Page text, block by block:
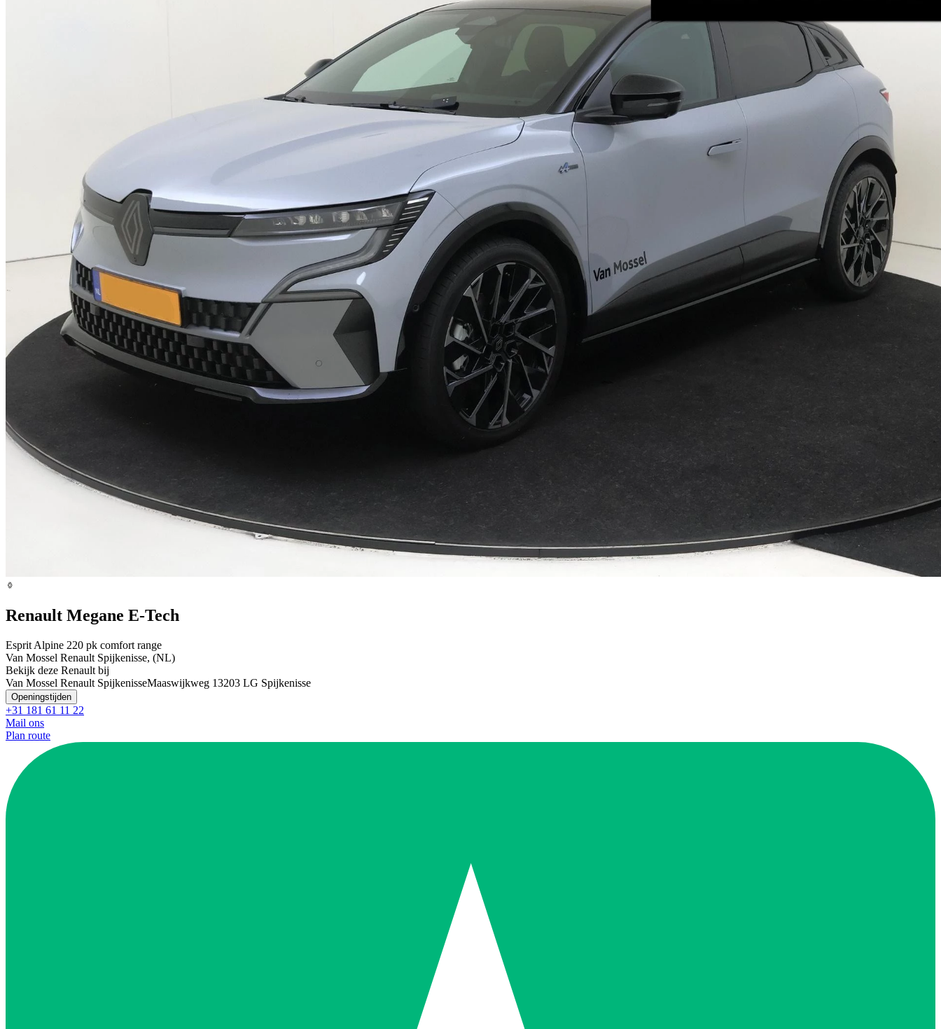
Renault Megane E-Tech
Esprit Alpine 220 pk comfort range
Van Mossel Renault Spijkenisse, (NL)
Bekijk deze Renault bij
Van Mossel Renault SpijkenisseMaaswijkweg 13203 LG Spijkenisse
Openingstijden
+31 181 61 11 22
Mail ons
Plan route